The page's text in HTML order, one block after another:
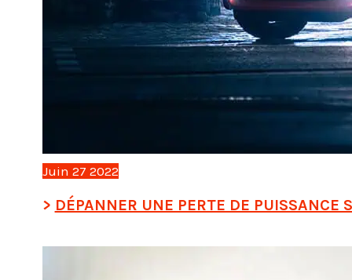
Juin 27 2022
DÉPANNER UNE PERTE DE PUISSANCE